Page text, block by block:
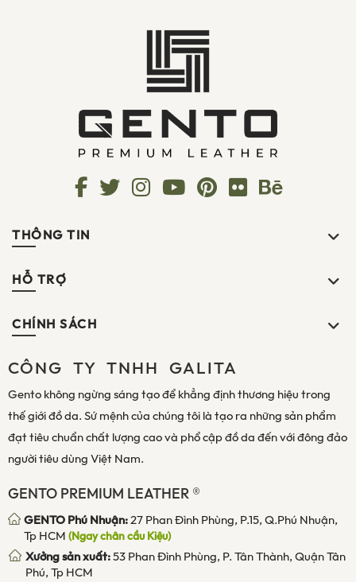
THÔNG TIN
HỖ TRỢ
CHÍNH SÁCH
CÔNG TY TNHH GALITA
Gento không ngừng sáng tạo để khẳng định thương hiệu trong
thế giới đồ da. Sứ mệnh của chúng tôi là tạo ra những sản phẩm
đạt tiêu chuẩn chất lượng cao và phổ cập đồ da đến với đông đảo
người tiêu dùng Việt Nam.
GENTO PREMIUM LEATHER ®
GENTO Phú Nhuận:27 Phan Đình Phùng, P.15, Q.Phú Nhuận,
Tp HCM (Ngay chân cầu Kiệu)
Xưởng sản xuất:53 Phan Đình Phùng, P. Tân Thành, Quận Tân
Phú, Tp HCM